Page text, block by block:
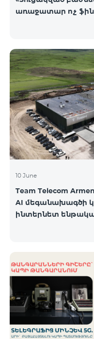
առաջատար ոչ
10 June
Team Telecom
AI մեգանախագծի
ինտերնետ